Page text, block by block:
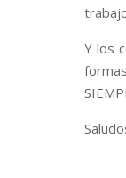
Y los